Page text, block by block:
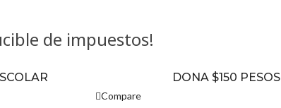
de impuestos!
DONA $150 PESOS
Compare